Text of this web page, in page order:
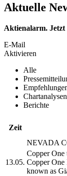
Aktuelle
Aktienalarm. Jetzt
E-Mail
Aktivieren
Alle
Chartanalysen
Berichte
Zeit
NEVADA
13.05.
Copper One
Copper
known as